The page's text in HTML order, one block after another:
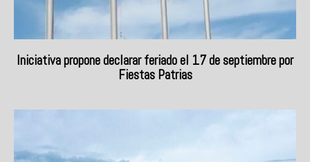
Iniciativa propone declarar feriado el 17 de septiembre por
Fiestas Patrias